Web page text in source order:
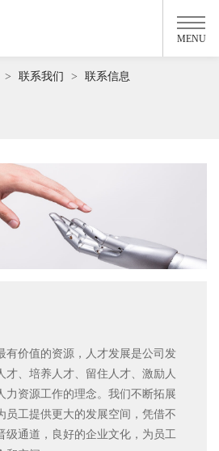
MENU
> 联系我们 > 联系信息
有价值的资源，人才发展是公司发
才、培养人才、留住人才、激励人
力资源工作的理念。我们不断拓展
员工提供更大的发展空间，凭借不
级通道，良好的企业文化，为员工